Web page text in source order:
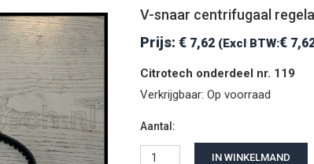
V-snaar centrifugaal
Prijs:€ 7,62 (Excl BTW:€
Citrotech onderdeel nr. 119
Verkrijgbaar:Op voorraad
Aantal:
V-snaar centrifugaal regelaar
IN WINKELMAND